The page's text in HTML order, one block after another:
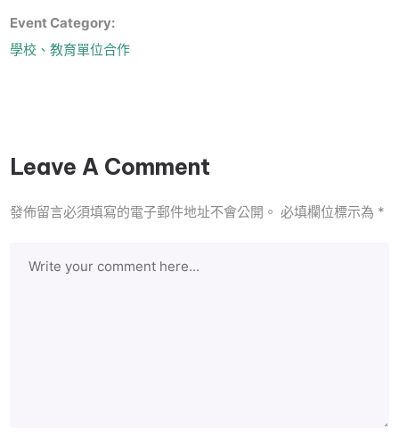
Event Category:
學校、教育單位合作
Leave A Comment
發佈留言必須填寫的電子郵件地址不會公開。 必填欄位標示為 *